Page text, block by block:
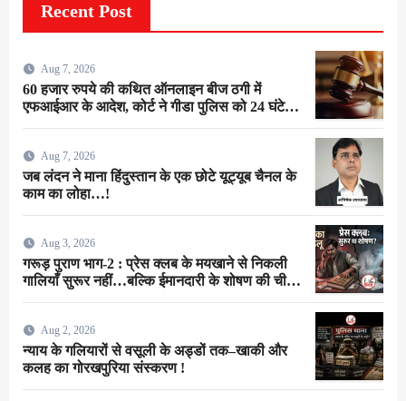
Recent Post
Aug 7, 2026
60 हजार रुपये की कथित ऑनलाइन बीज ठगी में
एफआईआर के आदेश, कोर्ट ने गीडा पुलिस को 24 घंटे में
Aug 7, 2026
जब लंदन ने माना हिंदुस्तान के एक छोटे यूट्यूब चैनल के
काम का लोहा…!
Aug 3, 2026
गरूड़ पुराण भाग-2 : प्रेस क्लब के मयखाने से निकली
गालियाँ सुरूर नहीं…बल्कि ईमानदारी के शोषण की चीख
Aug 2, 2026
न्याय के गलियारों से वसूली के अड्डों तक–खाकी और
कलह का गोरखपुरिया संस्करण !